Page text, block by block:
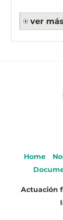
ver
Home
Actuación